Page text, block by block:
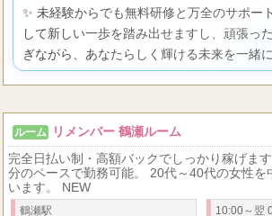
✨ 未経験からでも無料研修と万全のサポー
して新しい一歩を踏み出せますし、頑張っ
ぎながら、あなたらしく輝ける未来を一緒
ですよ。
ルーム
リメンバー 鶴瀬ルーム
完全日払い制・高額バックでしっかり稼げま
分のペースで勤務可能。 20代～40代の女性を
います。 NEW
鶴瀬駅 10:00～翌